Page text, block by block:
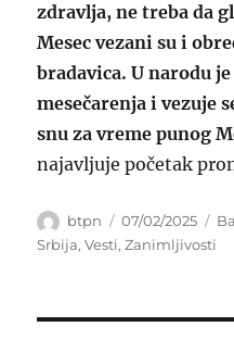
zdravlja, ne treba da
Mesec vezani su i
bradavica. U narodu
mesečarenja i vezuje
snu za vreme punog
najavljuje početak
Author
btpn
Posted
on
07/02/2025
Srbija,Vesti,Zanimljivosti